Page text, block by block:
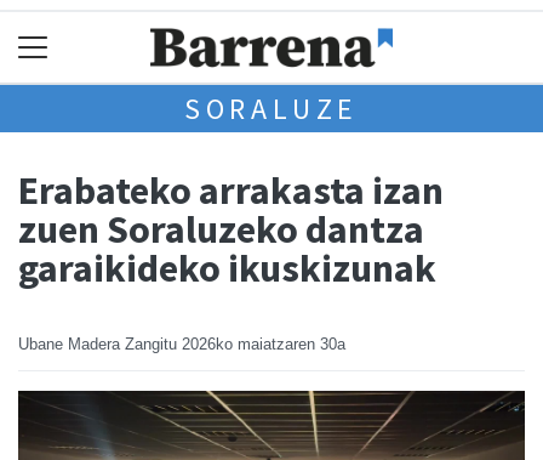
SORALUZE
Erabateko arrakasta izan
zuen Soraluzeko dantza
garaikideko ikuskizunak
Ubane Madera Zangitu 2026ko maiatzaren 30a